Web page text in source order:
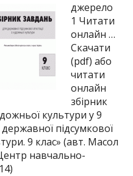
джерело
1 Читати
онлайн …
Скачати
(pdf) або
читати
онлайн
збірник
культури у 9
підсумкової
9 клас» (авт. Масол
навчально-